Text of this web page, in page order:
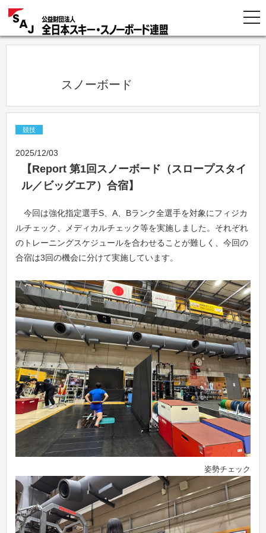
            スノーボード
競技
2025/12/03
【Report 第1回スノーボード（スロープスタイ
ル／ビッグエア）合宿】
今回は強化指定選手S、A、Bランク全選手を対象にフィジカ
ルチェック、メディカルチェック等を実施しました。それぞれ
のトレーニングスケジュールを合わせることが難しく、今回の
合宿は3回の機会に分けて実施しています。
姿勢チェック